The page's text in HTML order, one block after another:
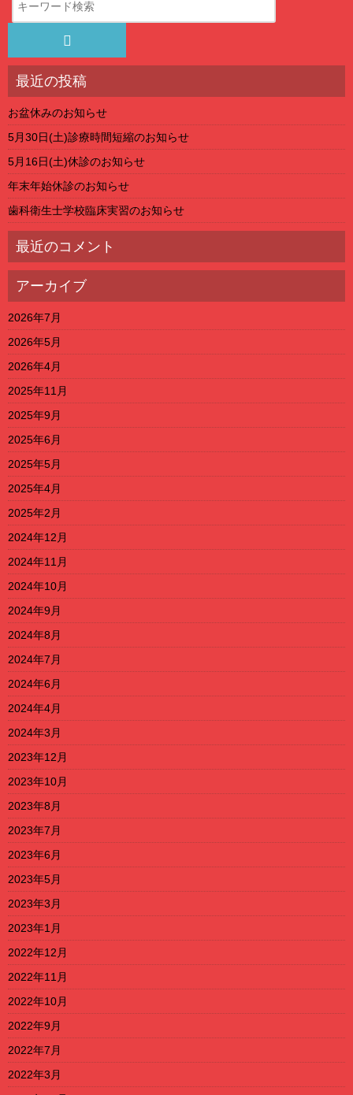
最近の投稿
お盆休みのお知らせ
5月30日(土)診療時間短縮のお知らせ
5月16日(土)休診のお知らせ
年末年始休診のお知らせ
歯科衛生士学校臨床実習のお知らせ
最近のコメント
アーカイブ
2026年7月
2026年5月
2026年4月
2025年11月
2025年9月
2025年6月
2025年5月
2025年4月
2025年2月
2024年12月
2024年11月
2024年10月
2024年9月
2024年8月
2024年7月
2024年6月
2024年4月
2024年3月
2023年12月
2023年10月
2023年8月
2023年7月
2023年6月
2023年5月
2023年3月
2023年1月
2022年12月
2022年11月
2022年10月
2022年9月
2022年7月
2022年3月